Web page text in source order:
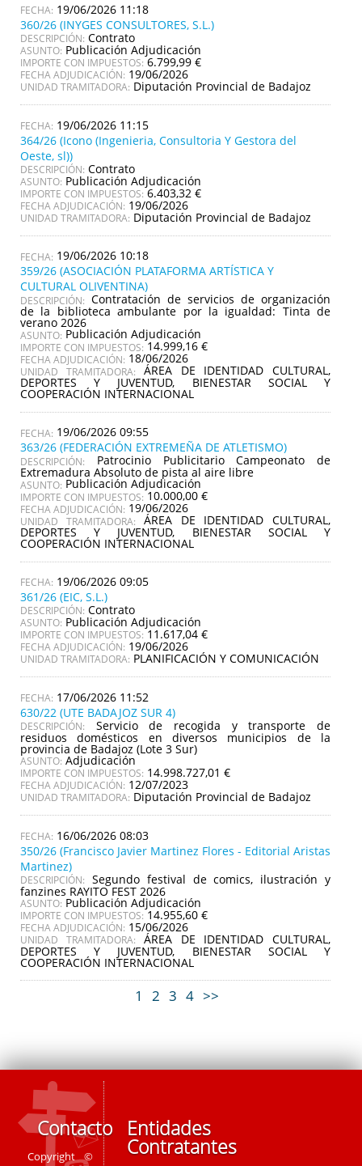
19/06/2026 11:18
360/26 (INYGES CONSULTORES, S.L.)
DESCRIPCIÓN: Contrato
ASUNTO: Publicación Adjudicación
IMPORTE CON IMPUESTOS: 6.799,99 €
FECHA ADJUDICACIÓN: 19/06/2026
UNIDAD TRAMITADORA: Diputación Provincial de Badajoz
19/06/2026 11:15
364/26 (Icono (Ingenieria, Consultoria Y Gestora del
Oeste, sl))
DESCRIPCIÓN: Contrato
ASUNTO: Publicación Adjudicación
IMPORTE CON IMPUESTOS: 6.403,32 €
FECHA ADJUDICACIÓN: 19/06/2026
UNIDAD TRAMITADORA: Diputación Provincial de Badajoz
19/06/2026 10:18
359/26 (ASOCIACIÓN PLATAFORMA ARTÍSTICA Y
CULTURAL OLIVENTINA)
DESCRIPCIÓN: Contratación de servicios de organización
de la biblioteca ambulante por la igualdad: Tinta de
verano 2026
ASUNTO: Publicación Adjudicación
IMPORTE CON IMPUESTOS: 14.999,16 €
FECHA ADJUDICACIÓN: 18/06/2026
UNIDAD TRAMITADORA: ÁREA DE IDENTIDAD CULTURAL,
DEPORTES Y JUVENTUD, BIENESTAR SOCIAL Y
COOPERACIÓN INTERNACIONAL
19/06/2026 09:55
363/26 (FEDERACIÓN EXTREMEÑA DE ATLETISMO)
DESCRIPCIÓN: Patrocinio Publicitario Campeonato de
Extremadura Absoluto de pista al aire libre
ASUNTO: Publicación Adjudicación
IMPORTE CON IMPUESTOS: 10.000,00 €
FECHA ADJUDICACIÓN: 19/06/2026
UNIDAD TRAMITADORA: ÁREA DE IDENTIDAD CULTURAL,
DEPORTES Y JUVENTUD, BIENESTAR SOCIAL Y
COOPERACIÓN INTERNACIONAL
19/06/2026 09:05
361/26 (EIC, S.L.)
DESCRIPCIÓN: Contrato
ASUNTO: Publicación Adjudicación
IMPORTE CON IMPUESTOS: 11.617,04 €
FECHA ADJUDICACIÓN: 19/06/2026
UNIDAD TRAMITADORA: PLANIFICACIÓN Y COMUNICACIÓN
17/06/2026 11:52
630/22 (UTE BADAJOZ SUR 4)
DESCRIPCIÓN: Servicio de recogida y transporte de
residuos domésticos en diversos municipios de la
provincia de Badajoz (Lote 3 Sur)
ASUNTO: Adjudicación
IMPORTE CON IMPUESTOS: 14.998.727,01 €
FECHA ADJUDICACIÓN: 12/07/2023
UNIDAD TRAMITADORA: Diputación Provincial de Badajoz
16/06/2026 08:03
350/26 (Francisco Javier Martinez Flores - Editorial Aristas
Martinez)
DESCRIPCIÓN: Segundo festival de comics, ilustración y
fanzines RAYITO FEST 2026
ASUNTO: Publicación Adjudicación
IMPORTE CON IMPUESTOS: 14.955,60 €
FECHA ADJUDICACIÓN: 15/06/2026
UNIDAD TRAMITADORA: ÁREA DE IDENTIDAD CULTURAL,
DEPORTES Y JUVENTUD, BIENESTAR SOCIAL Y
COOPERACIÓN INTERNACIONAL
1 2 3 4 >>
Contacto
Copyright ©
Entidades
Contratantes